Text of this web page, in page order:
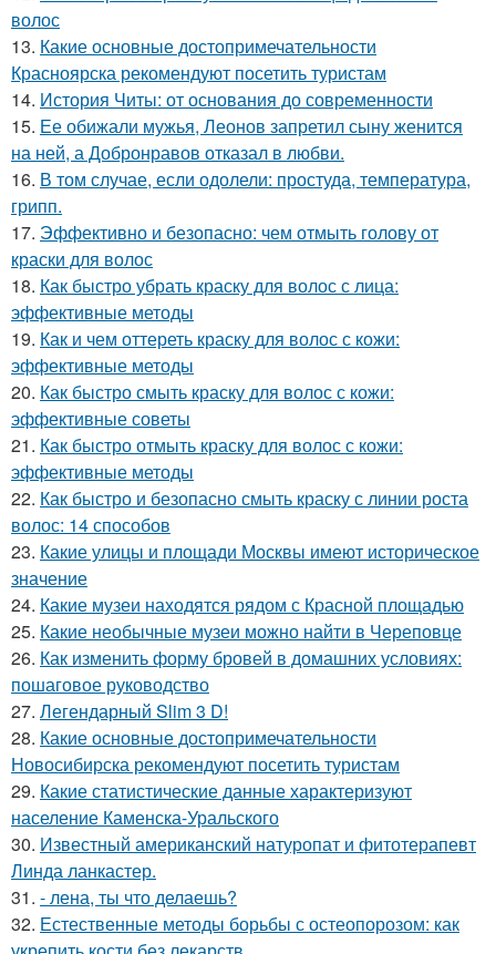
волос
13. Какие основные достопримечательности
Красноярска рекомендуют посетить туристам
14. История Читы: от основания до современности
15. Ее обижали мужья, Леонов запретил сыну женится
на ней, а Добронравов отказал в любви.
16. В том случае, если одолели: простуда, температура,
грипп.
17. Эффективно и безопасно: чем отмыть голову от
краски для волос
18. Как быстро убрать краску для волос с лица:
эффективные методы
19. Как и чем оттереть краску для волос с кожи:
эффективные методы
20. Как быстро смыть краску для волос с кожи:
эффективные советы
21. Как быстро отмыть краску для волос с кожи:
эффективные методы
22. Как быстро и безопасно смыть краску с линии роста
волос: 14 способов
23. Какие улицы и площади Москвы имеют историческое
значение
24. Какие музеи находятся рядом с Красной площадью
25. Какие необычные музеи можно найти в Череповце
26. Как изменить форму бровей в домашних условиях:
пошаговое руководство
27. Легендарный Slim 3 D!
28. Какие основные достопримечательности
Новосибирска рекомендуют посетить туристам
29. Какие статистические данные характеризуют
население Каменска-Уральского
30. Известный американский натуропат и фитотерапевт
Линда ланкастер.
31. - лена, ты что делаешь?
32. Естественные методы борьбы с остеопорозом: как